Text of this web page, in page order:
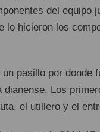
del equipo
lo hicieron los
pasillo por donde
Los
el utillero y el